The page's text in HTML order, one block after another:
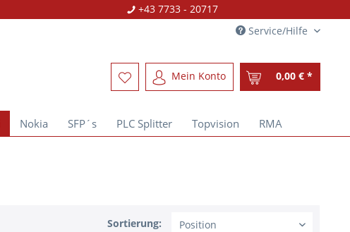
+43 7733 - 20717
Service/Hilfe
Mein Konto 0,00 € *
Nokia SFP´s PLC Splitter Topvision RMA
Sortierung: